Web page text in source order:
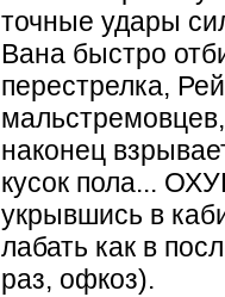
точные удары
Вана быстро
перестрелка,
наконец
кусок пола...
укрывшись в
лабать как в
раз, офкоз).